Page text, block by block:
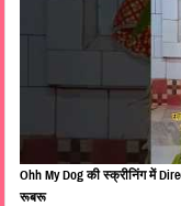
Ohh My Dog की स्क्रीनिंग में
रूबरू